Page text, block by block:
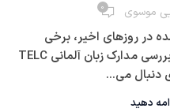
موسوی 0
در روزهای اخیر، برخی
نمایندگی‌های آلمان در ترکیه روند بررسی مدارک زبان آلمانی TELC
دنبال می...
دهید